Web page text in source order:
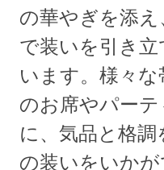
の華やぎを添
で装いを引き
います。様々
のお席やパー
に、気品と格
の装いをいかが